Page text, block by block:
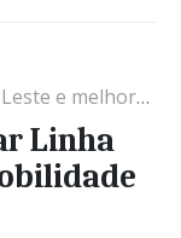
mobilidade em Elvas
Linha